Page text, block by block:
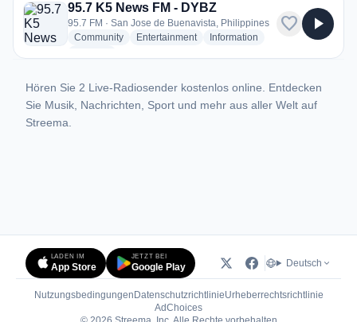
95.7 K5 News FM - DYBZ
95.7 FM · San Jose de Buenavista, Philippines
Communityradio stations
Entertainmentradio stations
Information radio stations
favorite play_arrow
Hören Sie 2 Live-Radiosender kostenlos online. Entdecken
Sie Musik, Nachrichten, Sport und mehr aus aller Welt auf
Streema.
LADEN IM
App Store
JETZT BEI
Google Play Deutsch
Nutzungsbedingungen DatenschutzrichtlinieUrheberrechtsrichtlinie
AdChoices(öffnet in neuem Tab)